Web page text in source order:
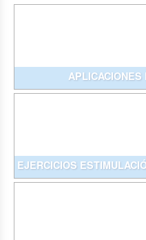
APLICACIONES
EJERCICIOS